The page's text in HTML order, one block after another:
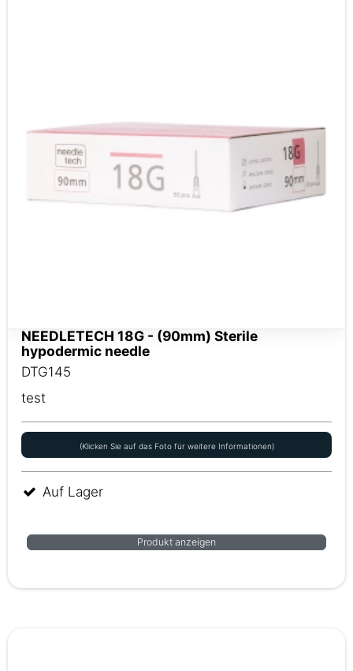
NEEDLETECH 18G - (90mm) Sterile
hypodermic needle
DTG145
test
(Klicken Sie auf das Foto für weitere Informationen)
Auf Lager
Produkt anzeigen